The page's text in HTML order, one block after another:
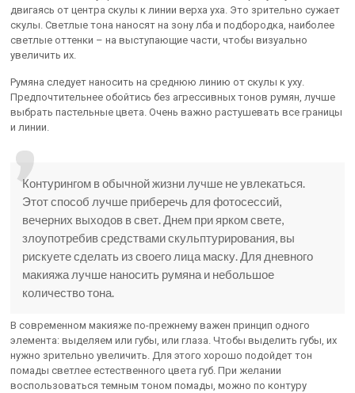
двигаясь от центра скулы к линии верха уха. Это зрительно сужает
скулы. Светлые тона наносят на зону лба и подбородка, наиболее
светлые оттенки – на выступающие части, чтобы визуально
увеличить их.
Румяна следует наносить на среднюю линию от скулы к уху.
Предпочтительнее обойтись без агрессивных тонов румян, лучше
выбрать пастельные цвета. Очень важно растушевать все границы
и линии.
Контурингом в обычной жизни лучше не увлекаться.
Этот способ лучше приберечь для фотосессий,
вечерних выходов в свет. Днем при ярком свете,
злоупотребив средствами скульптурирования, вы
рискуете сделать из своего лица маску. Для дневного
макияжа лучше наносить румяна и небольшое
количество тона.
В современном макияже по-прежнему важен принцип одного
элемента: выделяем или губы, или глаза. Чтобы выделить губы, их
нужно зрительно увеличить. Для этого хорошо подойдет тон
помады светлее естественного цвета губ. При желании
воспользоваться темным тоном помады, можно по контуру